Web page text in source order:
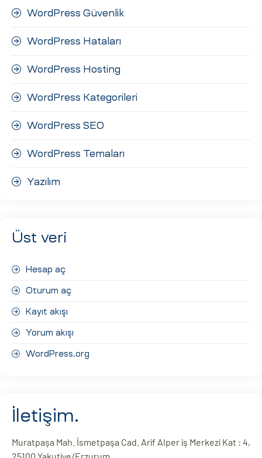
WordPress Güvenlik
WordPress Hataları
WordPress Hosting
WordPress Kategorileri
WordPress SEO
WordPress Temaları
Yazılım
Üst veri
Hesap aç
Oturum aç
Kayıt akışı
Yorum akışı
WordPress.org
İletişim.
Muratpaşa Mah. İsmetpaşa Cad. Arif Alper iş Merkezi Kat : 4,